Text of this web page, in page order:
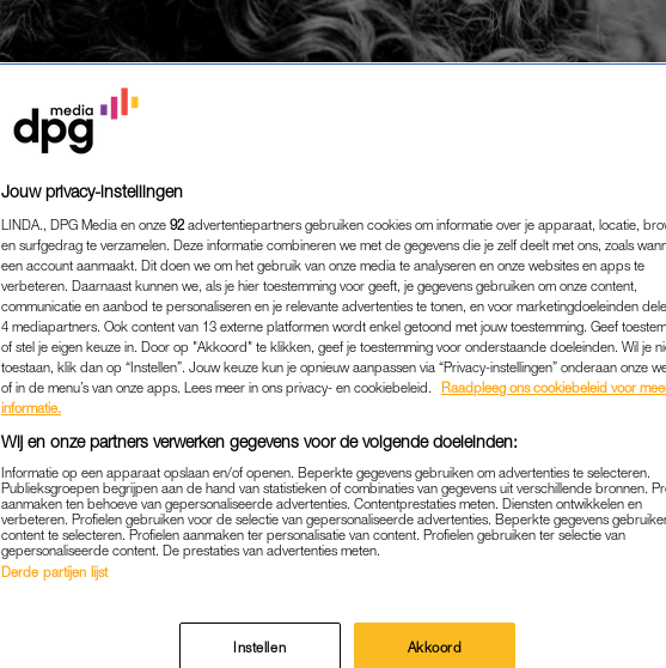
Jouw privacy-instellingen
LINDA., DPG Media en onze 92 advertentiepartners gebruiken cookies om informatie over je apparaat, locatie,
en surfgedrag te verzamelen. Deze informatie combineren we met de gegevens die je zelf deelt met ons, zoals
een account aanmaakt. Dit doen we om het gebruik van onze media te analyseren en onze websites en apps te
verbeteren. Daarnaast kunnen we, als je hier toestemming voor geeft, je gegevens gebruiken om onze content,
communicatie en aanbod te personaliseren en je relevante advertenties te tonen, en voor marketingdoeleinden
4 mediapartners. Ook content van 13 externe platformen wordt enkel getoond met jouw toestemming. Geef
of stel je eigen keuze in. Door op "Akkoord" te klikken, geef je toestemming voor onderstaande doeleinden. Wil je
toestaan, klik dan op “Instellen”. Jouw keuze kun je opnieuw aanpassen via “Privacy-instellingen” onderaan onze
of in de menu’s van onze apps. Lees meer in ons privacy- en cookiebeleid.
Raadpleeg ons cookiebeleid voor
informatie.
Wij en onze partners verwerken gegevens voor de volgende doeleinden:
Informatie op een apparaat opslaan en/of openen. Beperkte gegevens gebruiken om advertenties te selecteren.
Publieksgroepen begrijpen aan de hand van statistieken of combinaties van gegevens uit verschillende bronnen.
aanmaken ten behoeve van gepersonaliseerde advertenties. Contentprestaties meten. Diensten ontwikkelen en
verbeteren. Profielen gebruiken voor de selectie van gepersonaliseerde advertenties. Beperkte gegevens
content te selecteren. Profielen aanmaken ter personalisatie van content. Profielen gebruiken ter selectie van
gepersonaliseerde content. De prestaties van advertenties meten.
Derde partijen lijst
Instellen Akkoord